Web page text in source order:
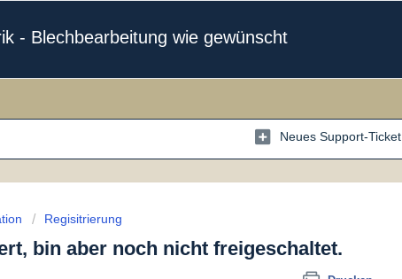
- Blechbearbeitung wie gewünscht
Neues Support-Ticket
Regisitrierung
bin aber noch nicht freigeschaltet.